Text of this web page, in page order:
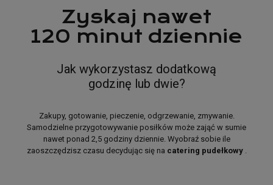
odGreenBox
Zyskaj nawet
120 minut dziennie
Jak wykorzystasz dodatkową
godzinę lub dwie?
Zakupy, gotowanie, pieczenie, odgrzewanie, zmywanie.
Samodzielne przygotowywanie posiłków może zająć w sumie
nawet ponad 2,5 godziny dziennie. Wyobraź sobie ile
zaoszczędzisz czasu decydując się na catering pudełkowy .